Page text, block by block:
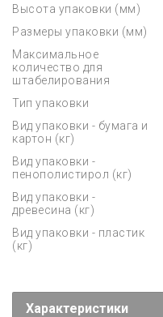
Высота упаковки (мм)
Размеры упаковки (мм)
Максимальное
количество для
штабелирования
Тип упаковки
Вид упаковки - бумага и
картон (кг)
Вид упаковки -
пенополистирол (кг)
Вид упаковки -
древесина (кг)
Вид упаковки - пластик
(кг)
Характеристики